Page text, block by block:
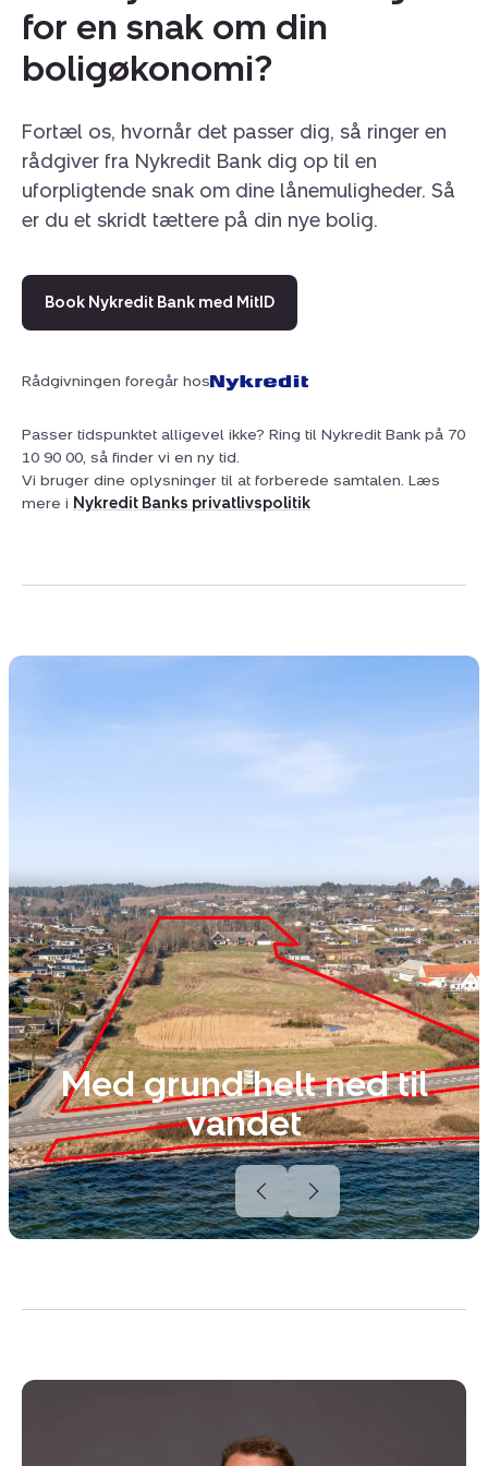
sker gennem en præsentabel elbetjent port, hvilket
understreger stedets unikke karakter og private
atmosfære.
Ejendommen ligger tilbagetrukket fra Kystvejen i et
naturskønt område tæt på Mols Bjerge. Her kan du
nyde roen, den friske havluft og den smukke udsigt
over vandet. Der er endda mulighed for at tilkøbe
yderligere 3.608 m² jord bag ejendommen, beliggende
endnu flere udviklingsmuligheder.
Denne eksklusive og velholdte ejendom tilbyder en
fleksible anvendelsesmuligheder – perfekt for den store
liebhaveri for den, der søger idyl, charme og en unik
beliggenhed lige ved vandet.
for en snak om din
boligøkonomi?
Fortæl os, hvornår det passer dig, så ringer en
rådgiver fra Nykredit Bank dig op til en
uforpligtende snak om dine lånemuligheder. Så
er du et skridt tættere på din nye bolig.
Book Nykredit Bank med MitID
Rådgivningen foregår hos
Passer tidspunktet alligevel ikke? Ring til Nykredit Bank på 70
10 90 00, så finder vi en ny tid.
Vi bruger dine oplysninger til at forberede samtalen. Læs
mere i Nykredit Banks privatlivspolitik
Med grund helt ned til
vandet